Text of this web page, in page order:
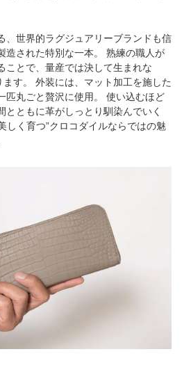
、世界的ラグジュアリーブランドも信
造された特別な一本。 熟練の職人が
ことで、量産では決して生まれな
ます。 外装には、マット加工を施した
匹丸ごと贅沢に使用。 使い込むほど
とともに革がしっとり馴染んでいく
しく育つ”クロコダイルならではの魅